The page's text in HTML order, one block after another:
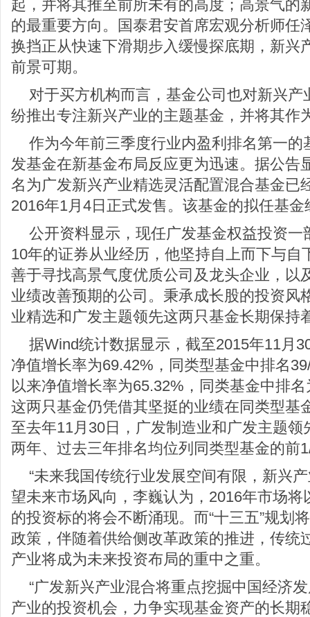
起，并将其推至前所未有的高度；高景气的
的最重要方向。国泰君安首席宏观分析师任
换挡正从快速下滑期步入缓慢探底期，新兴
前景可期。
对于买方机构而言，基金公司也对新兴
纷推出专注新兴产业的主题基金，并将其作
作为今年前三季度行业内盈利排名第一
发基金在新基金布局反应更为迅速。据公告
名为广发新兴产业精选灵活配置混合基金已
2016年1月4日正式发售。该基金的拟任基
公开资料显示，现任广发基金权益投资
10年的证券从业经历，他坚持自上而下与自
善于寻找高景气度优质公司及龙头企业，以
业绩改善预期的公司。秉承成长股的投资风
业精选和广发主题领先这两只基金长期保持
据Wind统计数据显示，截至2015年11月
净值增长率为69.42%，同类型基金中排名
以来净值增长率为65.32%，同类基金中排
这两只基金仍凭借其坚挺的业绩在同类型基
至去年11月30日，广发制造业和广发主题
两年、过去三年排名均位列同类型基金的前
“未来我国传统行业发展空间有限，新兴
望未来市场风向，李巍认为，2016年市场
的投资标的将会不断涌现。而“十三五”规划
政策，伴随着供给侧改革政策的推进，传统
产业将成为未来投资布局的重中之重。
“广发新兴产业混合将重点挖掘中国经济
产业的投资机会，力争实现基金资产的长期